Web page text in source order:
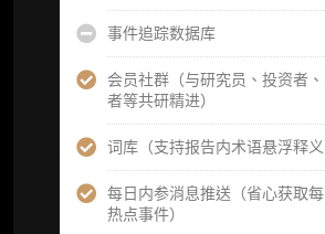
事件追踪数据库
会员社群（与研究员、投资者
者等共研精进）
词库（支持报告内术语悬浮释义
每日内参消息推送（省心获取
热点事件）
研究简报栏目内容（内容依托于
取研究对象核心判断）
市场脉搏分析、融资项目解密栏
更新，市场热点与热门融资项目
项目融资数据库
事件追踪数据库